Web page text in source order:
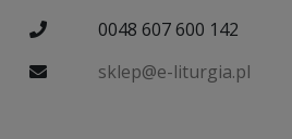
0048 607 600 142
sklep@e-liturgia.pl